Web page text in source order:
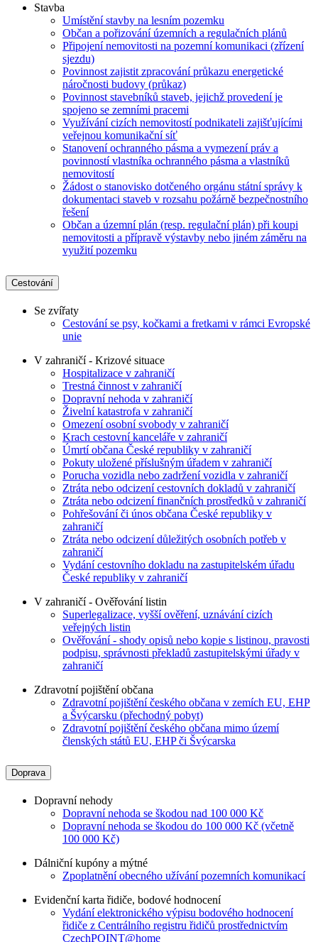
Stavba
Umístění stavby na lesním pozemku
Občan a pořizování územních a regulačních plánů
Připojení nemovitosti na pozemní komunikaci (zřízení
sjezdu)
Povinnost zajistit zpracování průkazu energetické
náročnosti budovy (průkaz)
Povinnost stavebníků staveb, jejichž provedení je
spojeno se zemními pracemi
Využívání cizích nemovitostí podnikateli zajišťujícími
veřejnou komunikační síť
Stanovení ochranného pásma a vymezení práv a
povinností vlastníka ochranného pásma a vlastníků
nemovitostí
Žádost o stanovisko dotčeného orgánu státní správy k
dokumentaci staveb v rozsahu požárně bezpečnostního
řešení
Občan a územní plán (resp. regulační plán) při koupi
nemovitosti a přípravě výstavby nebo jiném záměru na
využití pozemku
Cestování
Se zvířaty
Cestování se psy, kočkami a fretkami v rámci Evropské
unie
V zahraničí - Krizové situace
Hospitalizace v zahraničí
Trestná činnost v zahraničí
Dopravní nehoda v zahraničí
Živelní katastrofa v zahraničí
Omezení osobní svobody v zahraničí
Krach cestovní kanceláře v zahraničí
Úmrtí občana České republiky v zahraničí
Pokuty uložené příslušným úřadem v zahraničí
Porucha vozidla nebo zadržení vozidla v zahraničí
Ztráta nebo odcizení cestovních dokladů v zahraničí
Ztráta nebo odcizení finančních prostředků v zahraničí
Pohřešování či únos občana České republiky v
zahraničí
Ztráta nebo odcizení důležitých osobních potřeb v
zahraničí
Vydání cestovního dokladu na zastupitelském úřadu
České republiky v zahraničí
V zahraničí - Ověřování listin
Superlegalizace, vyšší ověření, uznávání cizích
veřejných listin
Ověřování - shody opisů nebo kopie s listinou, pravosti
podpisu, správnosti překladů zastupitelskými úřady v
zahraničí
Zdravotní pojištění občana
Zdravotní pojištění českého občana v zemích EU, EHP
a Švýcarsku (přechodný pobyt)
Zdravotní pojištění českého občana mimo území
členských států EU, EHP či Švýcarska
Doprava
Dopravní nehody
Dopravní nehoda se škodou nad 100 000 Kč
Dopravní nehoda se škodou do 100 000 Kč (včetně
100 000 Kč)
Dálniční kupóny a mýtné
Zpoplatnění obecného užívání pozemních komunikací
Evidenční karta řidiče, bodové hodnocení
Vydání elektronického výpisu bodového hodnocení
řidiče z Centrálního registru řidičů prostřednictvím
CzechPOINT@home